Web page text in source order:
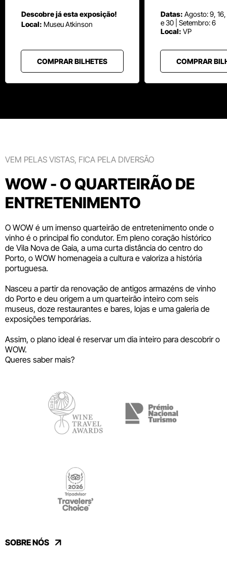
Descobre já esta exposição!
Local: MuseuAtkinson
COMPRAR BILHETES
Datas: Agosto: 9,
e 30 | Setembro: 6
Local: VP
COMPRAR
VEM PELAS VISTAS, FICA PELA DIVERSÃO
WOW - O QUARTEIRÃO DE
ENTRETENIMENTO
O WOW é um imenso quarteirão de entretenimento onde o
vinho é o principal fio condutor. Em pleno coração histórico
de Vila Nova de Gaia, a uma curta distância do centro do
Porto, o WOW homenageia a cultura e valoriza a história
portuguesa.
Nasceu a partir da renovação de antigos armazéns de vinho
do Porto e deu origem a um quarteirão inteiro com seis
museus, doze restaurantes e bares, lojas e uma galeria de
exposições temporárias.
Assim, o plano ideal é reservar um dia inteiro para descobrir o
WOW.
Queres saber mais?
SOBRE NÓS